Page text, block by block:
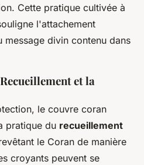
Cette pratique cultivée à
l'attachement
divin contenu dans
et la
le couvre coran
pratique du recueillement
le Coran de manière
croyants peuvent se